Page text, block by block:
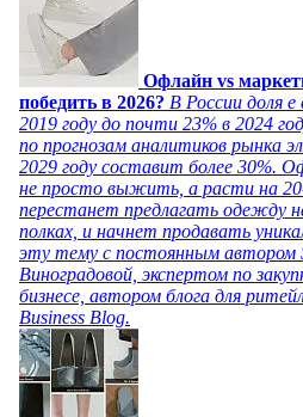
Офлайн vs
победить в 2026? В России доля e
2019 году до почти 23% в 2024
по прогнозам аналитиков рынка
2029 году составит более 30%.
не просто выжить, а расти на 20-
перестанет предлагать одежду
полках, и начнет продавать
эту тему с постоянным автором
Виноградовой, экспертом по
бизнесе, автором блога для
Business Blog.